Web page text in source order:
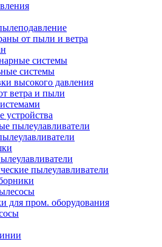
от пыли и ветра
системы
системы
высокого давления
ветра и пыли
пылеулавливатели
пылеулавливатели
для пром. оборудования